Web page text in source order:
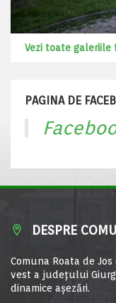
Vezi toate galeriile
PAGINA DE
DESPRE
Comuna Roata de
vest a judeţului
dinamice aşezări.